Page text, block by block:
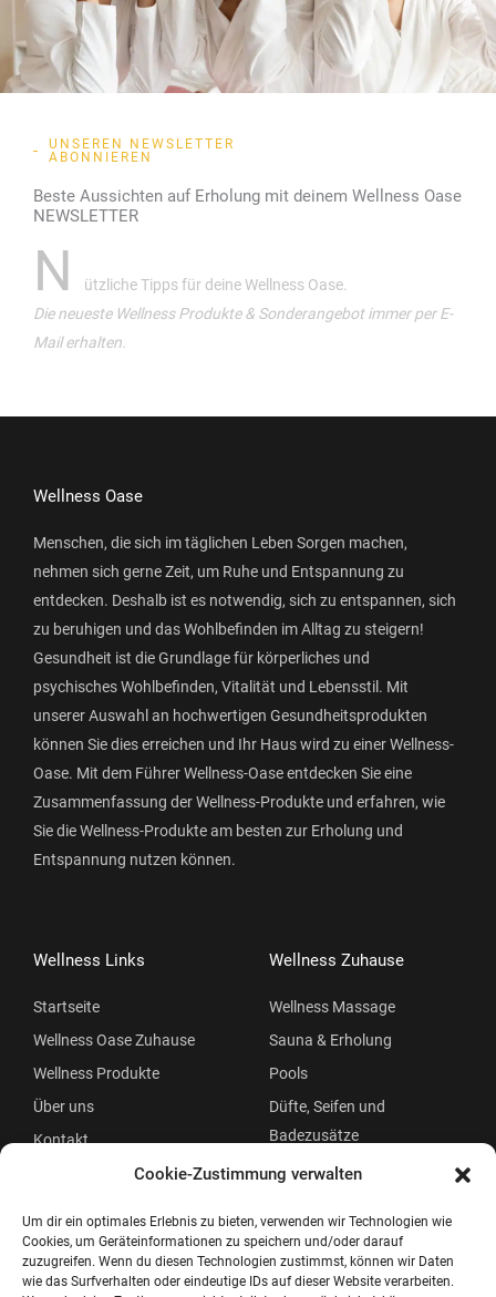
Cookie-Zustimmung verwalten
Um dir ein optimales Erlebnis zu bieten, verwenden wir Technologien wie
Cookies, um Geräteinformationen zu speichern und/oder darauf
zuzugreifen. Wenn du diesen Technologien zustimmst, können wir Daten
wie das Surfverhalten oder eindeutige IDs auf dieser Website verarbeiten.
UNSEREN NEWSLETTER
ABONNIEREN
Beste Aussichten auf Erholung mit deinem Wellness Oase
NEWSLETTER
N
ützliche Tipps für deine Wellness Oase.
Die neueste Wellness Produkte & Sonderangebot immer per E-
Mail erhalten.
Wellness Oase
Menschen, die sich im täglichen Leben Sorgen machen,
nehmen sich gerne Zeit, um Ruhe und Entspannung zu
entdecken. Deshalb ist es notwendig, sich zu entspannen, sich
zu beruhigen und das Wohlbefinden im Alltag zu steigern!
Gesundheit ist die Grundlage für körperliches und
psychisches Wohlbefinden, Vitalität und Lebensstil. Mit
unserer Auswahl an hochwertigen Gesundheitsprodukten
können Sie dies erreichen und Ihr Haus wird zu einer Wellness-
Oase. Mit dem Führer Wellness-Oase entdecken Sie eine
Zusammenfassung der Wellness-Produkte und erfahren, wie
Sie die Wellness-Produkte am besten zur Erholung und
Entspannung nutzen können.
Wellness Links
Startseite
Wellness Oase Zuhause
Wellness Produkte
Über uns
Kontakt
Wellness Zuhause
Wellness Massage
Sauna & Erholung
Pools
Düfte, Seifen und
Badezusätze
Beauty